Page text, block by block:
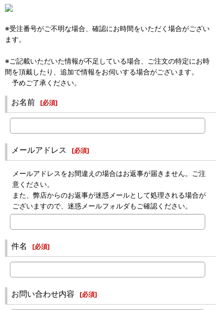
※受注番号がご不明な場合、確認にお時間をいただく場合がござい
ます。
※ご記載いただいた情報が不足している場合、ご注文の特定にお時
間を頂戴したり、追加で情報をお伺いする場合がございます。
予めご了承ください。
お名前 [必須]
メールアドレス [必須]
メールアドレスをお間違えの場合はお返事が届きません。ご注
意ください。
また、弊店からのお返事が迷惑メールとして処理される場合が
ございますので、迷惑メールフォルダもご確認ください。
件名 [必須]
お問い合わせ内容 [必須]